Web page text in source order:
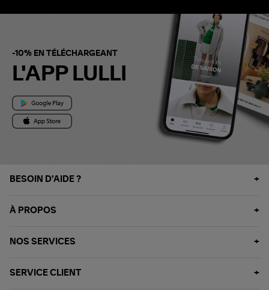
-10% EN TÉLÉCHARGEANT
L'APP LULLI
BESOIN D'AIDE ?
À PROPOS
NOS SERVICES
SERVICE CLIENT